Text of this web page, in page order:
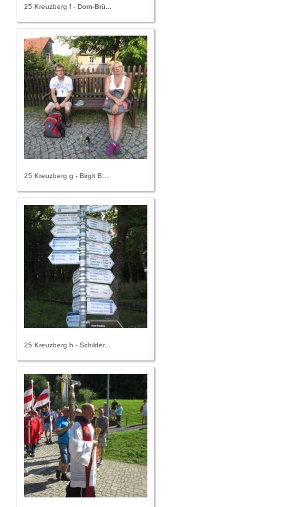
25 Kreuzberg f - Dorn-Brü...
25 Kreuzberg g - Birgit B...
25 Kreuzberg h - Schilder...